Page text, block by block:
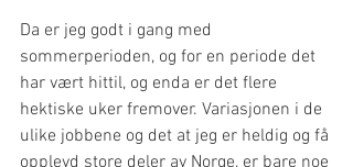
Da er jeg godt i gang med
sommerperioden, og for en periode det
har vært hittil, og enda er det flere
hektiske uker fremover. Variasjonen i de
ulike jobbene og det at jeg er heldig og få
opplevd store deler av Norge, er bare noe